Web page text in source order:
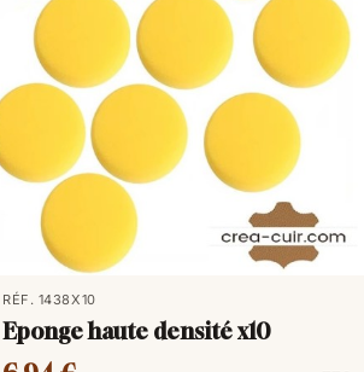
RÉF. 1438X10
Eponge haute densité x10